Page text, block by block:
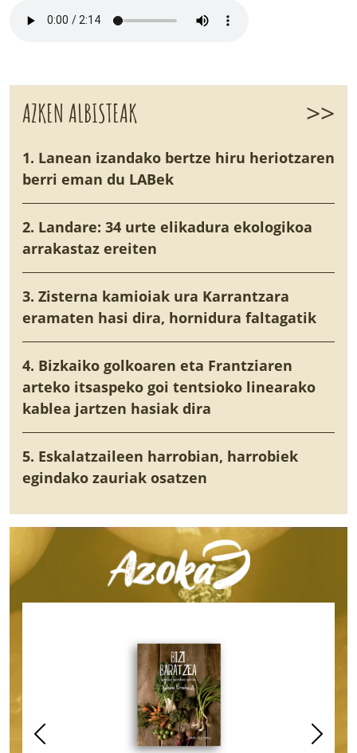
AZKEN ALBISTEAK >>
1. Lanean izandako bertze hiru heriotzaren
berri eman du LABek
2. Landare: 34 urte elikadura ekologikoa
arrakastaz ereiten
3. Zisterna kamioiak ura Karrantzara
eramaten hasi dira, hornidura faltagatik
4. Bizkaiko golkoaren eta Frantziaren
arteko itsaspeko goi tentsioko linearako
kablea jartzen hasiak dira
5. Eskalatzaileen harrobian, harrobiek
egindako zauriak osatzen